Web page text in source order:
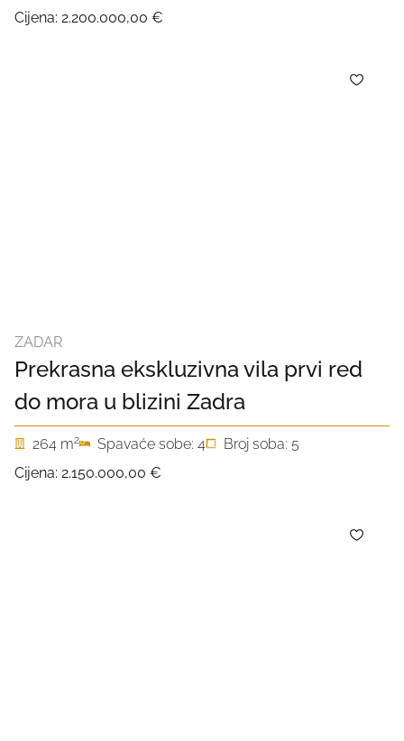
Cijena: 2.200.000,00 €
ZADAR
Prekrasna ekskluzivna vila prvi red
do mora u blizini Zadra
264 m2 Spavaće sobe: 4
Broj soba: 5
Cijena: 2.150.000,00 €